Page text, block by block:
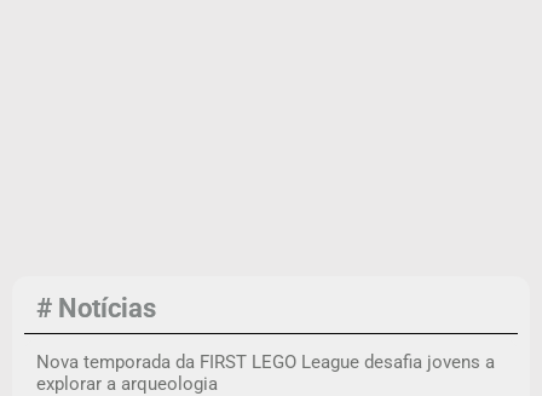
# Notícias
Nova temporada da FIRST LEGO League desafia jovens a
explorar a arqueologia